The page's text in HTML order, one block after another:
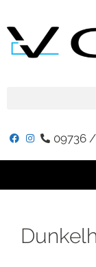
09736